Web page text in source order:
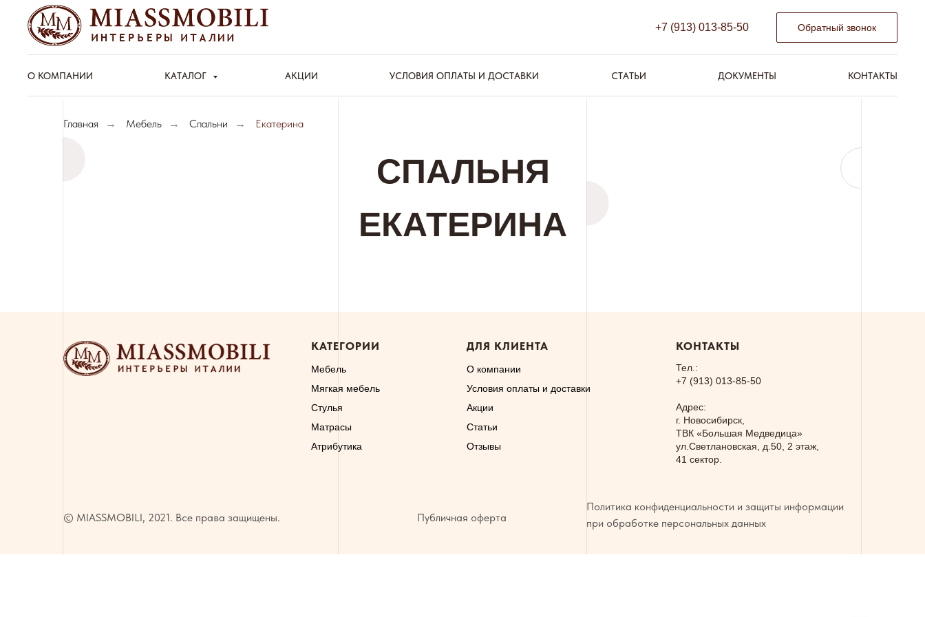
+7 (913) 013-85-50 Обратный звонок
О КОМПАНИИ КАТАЛОГ АКЦИИ УСЛОВИЯ ОПЛАТЫ И ДОСТАВКИ СТАТЬИ ДОКУМЕНТЫ КОНТАКТЫ
Главная → Мебель → Спальни → Екатерина
СПАЛЬНЯ
ЕКАТЕРИНА
КАТЕГОРИИ
Мебель
Мягкая мебель
Стулья
Матрасы
Атрибутика
ДЛЯ КЛИЕНТА
О компании
Условия оплаты и доставки
Акции
Статьи
Отзывы
КОНТАКТЫ
Тел.:
+7 (913) 013-85-50
Адрес:
г. Новосибирск,
ТВК «Большая Медведица»
ул.Светлановская, д.50, 2 этаж,
41 сектор.
© MIASSMOBILI, 2021. Все права защищены.
Политика конфиденциальности и защиты информации
при обработке персональных данных
Публичная оферта